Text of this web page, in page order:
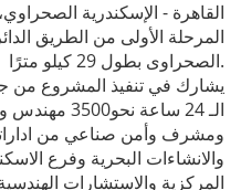
المرحلة الأولى من الطريق
الصحراوى بطول 29 كيلو مترًا.
يشارك في تنفيذ المشروع من
الـ 24 ساعة
ومشرف وأمن صناعي من
والانشاءات البحرية وفرع
المركزية والاستشارات